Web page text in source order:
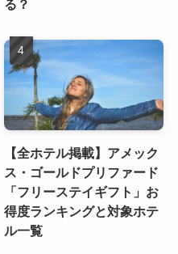
る？
【全ホテル掲載】アメック
ス・ゴールドプリファード
「フリーステイギフト」お
得度ランキングと対象ホテ
ル一覧